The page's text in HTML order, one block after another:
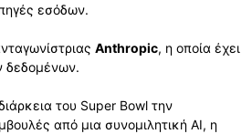
εσόδων.
Anthropic, η οποία έχει
δεδομένων.
του Super Bowl την
από μια συνομιλητική AI, η